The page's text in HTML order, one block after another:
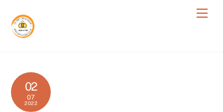
content
02
07
2022